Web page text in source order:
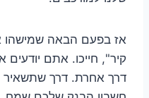
אז בפעם הבאה שמישהו
קיר", חייכו. אתם
דרך אחרת. דרך